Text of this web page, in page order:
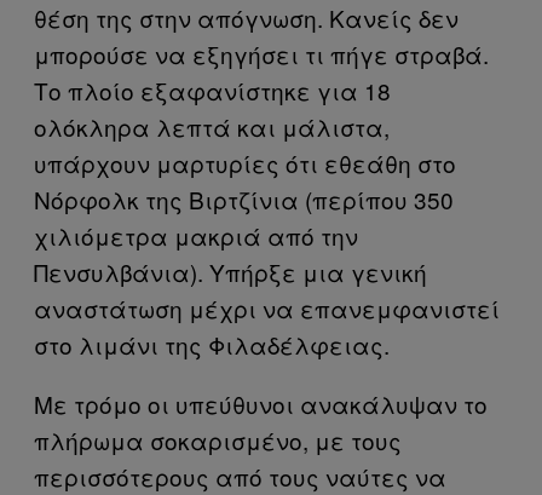
θέση της στην απόγνωση. Κανείς δεν
μπορούσε να εξηγήσει τι πήγε στραβά.
Το πλοίο εξαφανίστηκε για 18
ολόκληρα λεπτά και μάλιστα,
υπάρχουν μαρτυρίες ότι εθεάθη στο
Νόρφολκ της Βιρτζίνια (περίπου 350
χιλιόμετρα μακριά από την
Πενσυλβάνια). Υπήρξε μια γενική
αναστάτωση μέχρι να επανεμφανιστεί
στο λιμάνι της Φιλαδέλφειας.
Με τρόμο οι υπεύθυνοι ανακάλυψαν το
πλήρωμα σοκαρισμένο, με τους
περισσότερους από τους ναύτες να